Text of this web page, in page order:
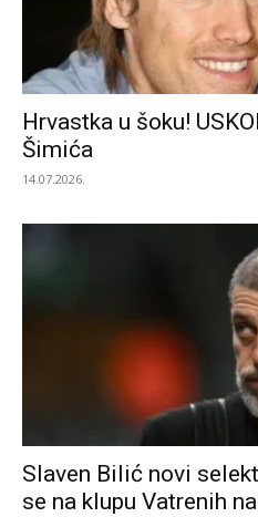
Hrvastka u šoku!
Šimića
14.07.2026.
Slaven Bilić novi
se na klupu Vatrenih